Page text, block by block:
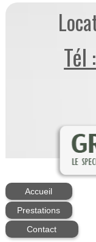
Tél
Accueil
Prestations
Contact